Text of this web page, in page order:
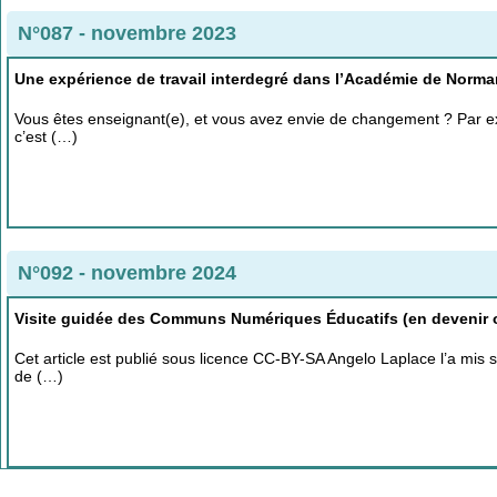
N°087 - novembre 2023
Une expérience de travail interdegré dans l’Académie de
Vous êtes enseignant(e), et vous avez envie de changement ? Par
c’est (…)
N°092 - novembre 2024
Visite guidée des Communs Numériques Éducatifs (en devenir
Cet article est publié sous licence CC-BY-SA Angelo Laplace l’a
de (…)